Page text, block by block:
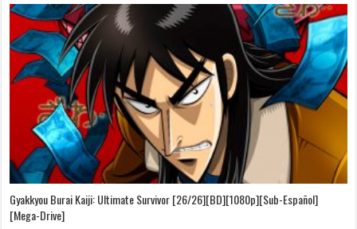
Gyakkyou Burai Kaiji: Ultimate Survivor [26/26][BD][1080p][Sub-Español]
[Mega-Drive]